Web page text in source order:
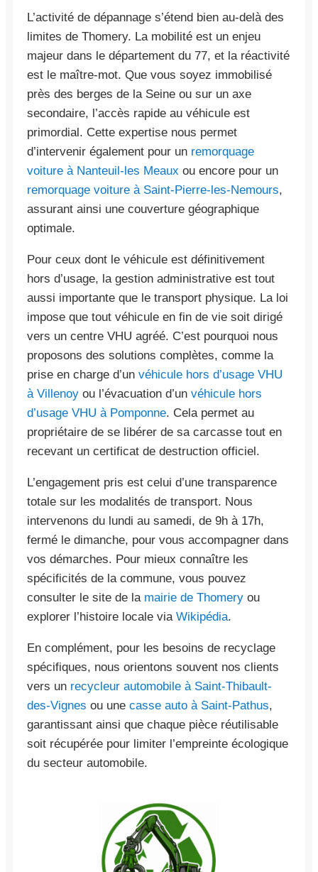
L’activité de dépannage s’étend bien au-delà des
limites de Thomery. La mobilité est un enjeu
majeur dans le département du 77, et la réactivité
est le maître-mot. Que vous soyez immobilisé
près des berges de la Seine ou sur un axe
secondaire, l’accès rapide au véhicule est
primordial. Cette expertise nous permet
d’intervenir également pour un remorquage
voiture à Nanteuil-les Meaux ou encore pour un
remorquage voiture à Saint-Pierre-les-Nemours,
assurant ainsi une couverture géographique
optimale.
Pour ceux dont le véhicule est définitivement
hors d’usage, la gestion administrative est tout
aussi importante que le transport physique. La loi
impose que tout véhicule en fin de vie soit dirigé
vers un centre VHU agréé. C’est pourquoi nous
proposons des solutions complètes, comme la
prise en charge d’un véhicule hors d’usage VHU
à Villenoy ou l’évacuation d’un véhicule hors
d’usage VHU à Pomponne. Cela permet au
propriétaire de se libérer de sa carcasse tout en
recevant un certificat de destruction officiel.
L’engagement pris est celui d’une transparence
totale sur les modalités de transport. Nous
intervenons du lundi au samedi, de 9h à 17h,
fermé le dimanche, pour vous accompagner dans
vos démarches. Pour mieux connaître les
spécificités de la commune, vous pouvez
consulter le site de la mairie de Thomery ou
explorer l’histoire locale via Wikipédia.
En complément, pour les besoins de recyclage
spécifiques, nous orientons souvent nos clients
vers un recycleur automobile à Saint-Thibault-
des-Vignes ou une casse auto à Saint-Pathus,
garantissant ainsi que chaque pièce réutilisable
soit récupérée pour limiter l’empreinte écologique
du secteur automobile.